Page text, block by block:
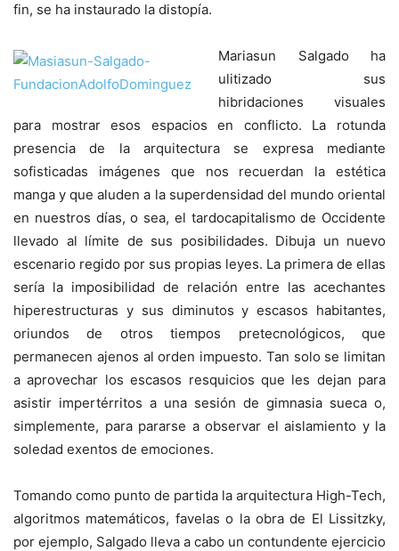
fin, se ha instaurado la distopía.
Mariasun Salgado ha
ulitizado sus
hibridaciones visuales
para mostrar esos espacios en conflicto. La rotunda
presencia de la arquitectura se expresa mediante
sofisticadas imágenes que nos recuerdan la estética
manga y que aluden a la superdensidad del mundo oriental
en nuestros días, o sea, el tardocapitalismo de Occidente
llevado al límite de sus posibilidades. Dibuja un nuevo
escenario regido por sus propias leyes. La primera de ellas
sería la imposibilidad de relación entre las acechantes
hiperestructuras y sus diminutos y escasos habitantes,
oriundos de otros tiempos pretecnológicos, que
permanecen ajenos al orden impuesto. Tan solo se limitan
a aprovechar los escasos resquicios que les dejan para
asistir impertérritos a una sesión de gimnasia sueca o,
simplemente, para pararse a observar el aislamiento y la
soledad exentos de emociones.
Tomando como punto de partida la arquitectura High-Tech,
algoritmos matemáticos, favelas o la obra de El Lissitzky,
por ejemplo, Salgado lleva a cabo un contundente ejercicio